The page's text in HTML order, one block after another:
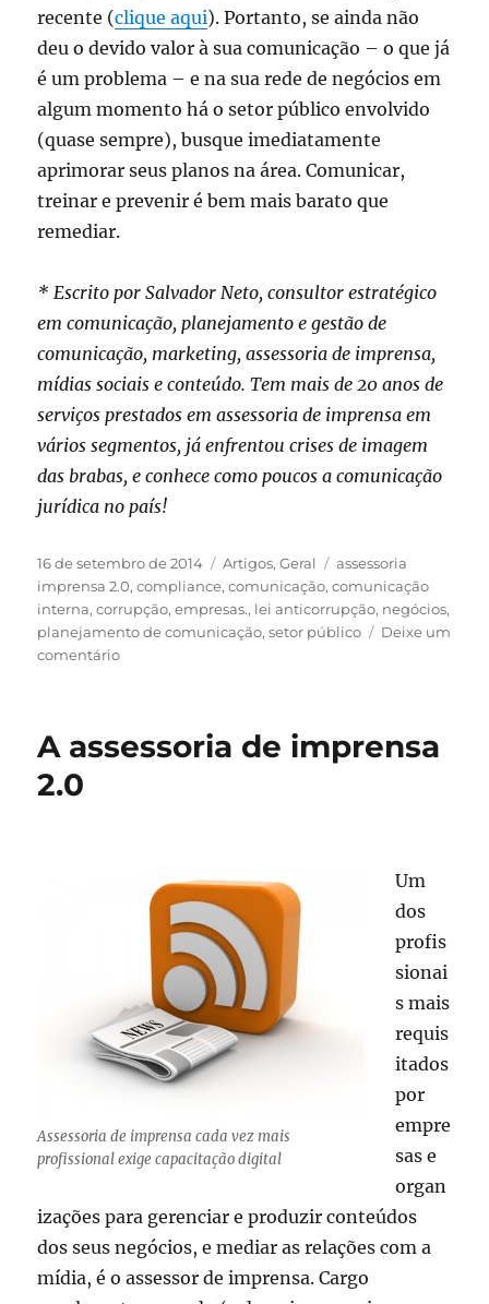
recente (clique aqui). Portanto, se ainda não
deu o devido valor à sua comunicação – o que já
é um problema – e na sua rede de negócios em
algum momento há o setor público envolvido
(quase sempre), busque imediatamente
aprimorar seus planos na área. Comunicar,
treinar e prevenir é bem mais barato que
remediar.
* Escrito por Salvador Neto, consultor estratégico
em comunicação, planejamento e gestão de
comunicação, marketing, assessoria de imprensa,
mídias sociais e conteúdo. Tem mais de 20 anos de
serviços prestados em assessoria de imprensa em
vários segmentos, já enfrentou crises de imagem
das brabas, e conhece como poucos a comunicação
jurídica no país!
Publicado
em
16 de setembro de 2014 Categorias
Artigos,Geral Tags
assessoria
imprensa 2.0,compliance,comunicação,comunicação
interna,corrupção,empresas., lei anticorrupção, negócios,
planejamento de comunicação,setor público
Deixe um
comentárioem
e
com
você?
A assessoria de imprensa
2.0
Assessoria de imprensa cada vez mais
profissional exige capacitação digital
Um
dos
profis
sionai
s mais
requis
itados
por
empre
sas e
organ
izações para gerenciar e produzir conteúdos
dos seus negócios, e mediar as relações com a
mídia, é o assessor de imprensa. Cargo